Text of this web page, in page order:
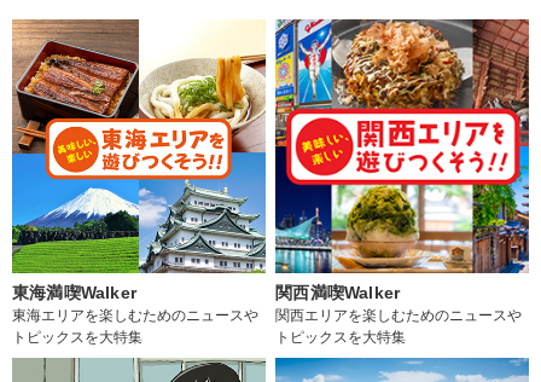
東海満喫Walker
東海エリアを楽しむためのニュースや
トピックスを大特集
関西満喫Walker
関西エリアを楽しむためのニュースや
トピックスを大特集